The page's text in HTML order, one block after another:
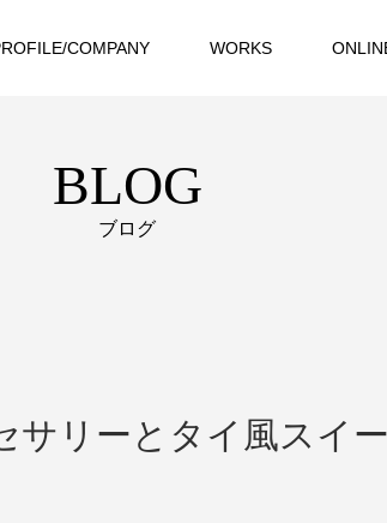
COMPANY WORKS
BLOG
ブログ
サリーとタイ風スイ